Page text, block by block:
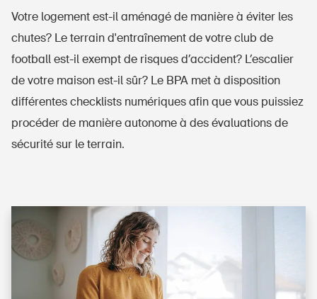
Votre logement est-il aménagé de manière à éviter les
chutes? Le terrain d'entraînement de votre club de
football est-il exempt de risques d’accident? L’escalier
de votre maison est-il sûr? Le BPA met à disposition
différentes checklists numériques afin que vous puissiez
procéder de manière autonome à des évaluations de
sécurité sur le terrain.